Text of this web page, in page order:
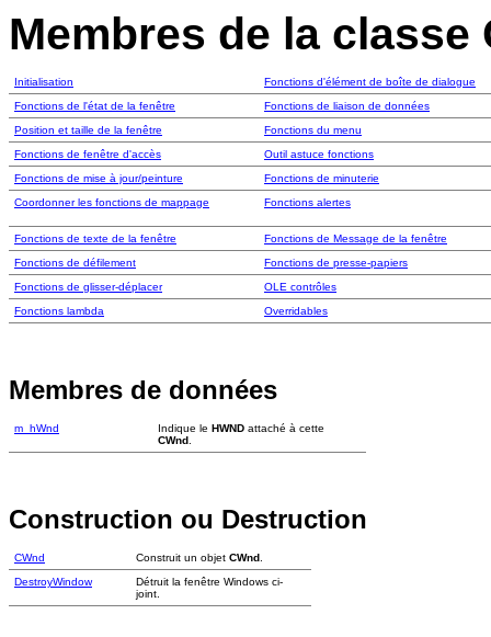
Membres de la classe
Initialisation
Fonctions d'élément de boîte de dialogue
Fonctions de l'état de la fenêtre
Fonctions de liaison de données
Position et taille de la fenêtre
Fonctions du menu
Fonctions de fenêtre d'accès
Outil astuce fonctions
Fonctions de mise à jour/peinture
Fonctions de minuterie
Coordonner les fonctions de mappage
Fonctions alertes
Fonctions de texte de la fenêtre
Fonctions de Message de la fenêtre
Fonctions de défilement
Fonctions de presse-papiers
Fonctions de glisser-déplacer
OLE contrôles
Fonctions lambda
Overridables
Membres de données
m_hWnd Indique le HWND attaché à cette
CWnd.
Construction ou Destruction
CWnd Construit un objet CWnd.
DestroyWindow
Détruit la fenêtre Windows ci-
joint.